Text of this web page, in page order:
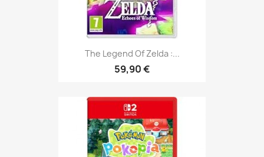
The Legend Of Zelda :...
59,90 €